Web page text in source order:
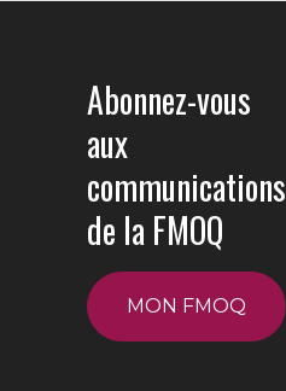
Abonnez-vous
aux
communications
de la FMOQ
MON FMOQ